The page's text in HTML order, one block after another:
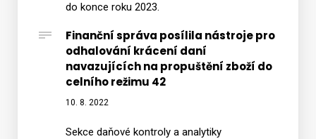
do konce roku 2023.
Finanční správa posílila nástroje pro
odhalování krácení daní
navazujících na propuštění zboží do
celního režimu 42
10. 8. 2022
Sekce daňové kontroly a analytiky